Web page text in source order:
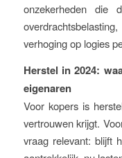
onzekerheden die
verhoging op logies
Herstel in 2024:
eigenaren
Voor kopers is
vertrouwen krijgt.
vraag relevant: blijft